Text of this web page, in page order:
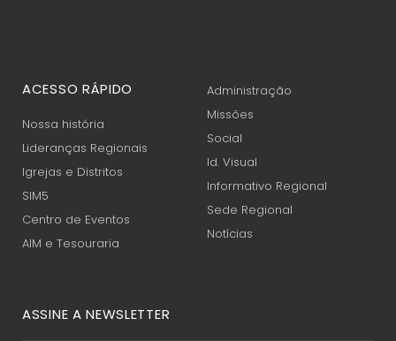
ACESSO RÁPIDO
Nossa história
Lideranças Regionais
Igrejas e Distritos
SIM5
Centro de Eventos
AIM e Tesouraria
Administração
Missões
Social
Id. Visual
Informativo Regional
Sede Regional
Notícias
ASSINE A NEWSLETTER